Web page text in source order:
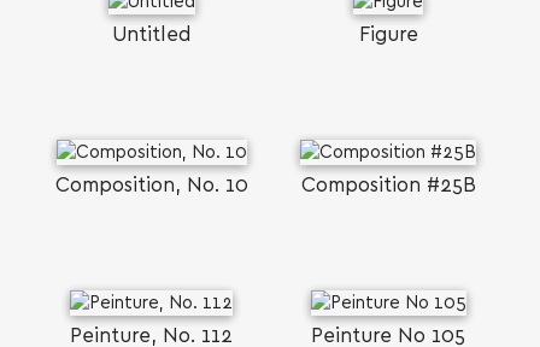
Untitled Figure
Composition, No. 10 Composition #25B
Peinture, No. 112 Peinture No 105